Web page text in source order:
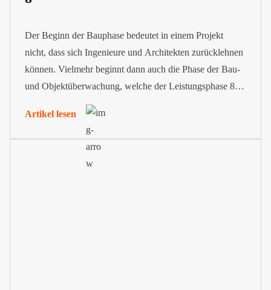
Der Beginn der Bauphase bedeutet in einem Projekt
nicht, dass sich Ingenieure und Architekten zurücklehnen
können. Vielmehr beginnt dann auch die Phase der Bau-
und Objektüberwachung, welche der Leistungsphase 8
im Rahmen der Honorarordnung für Architekten und
Ingenieure (HOAI) entspricht.
Artikel lesen